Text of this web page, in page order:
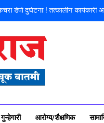
डेपो दुर्घटना ! तत्कालीन कार्यकारी
फ्लॅट विक्रीतील २.६४ कोटींच्या
शिळगावच्या
गुन्हेगारी आरोग्य/शैक्षणिक